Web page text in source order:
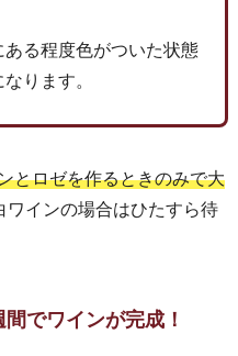
る程度色がついた状態
ります。
とロゼを作るときのみで大
ワインの場合はひたすら待
でワインが完成！